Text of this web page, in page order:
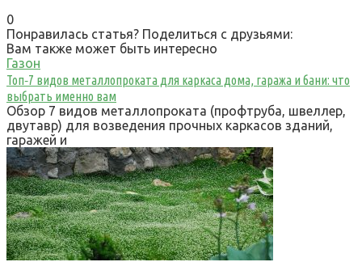
0
Понравилась статья? Поделиться с друзьями:
Вам также может быть интересно
Газон
Топ‑7 видов металлопроката для каркаса дома, гаража и бани: что
выбрать именно вам
Обзор 7 видов металлопроката (профтруба, швеллер,
двутавр) для возведения прочных каркасов зданий,
гаражей и